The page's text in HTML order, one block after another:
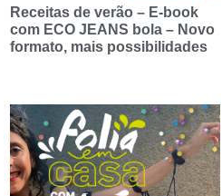
Receitas de verão – E-book
com ECO JEANS bola – Novo
formato, mais possibilidades